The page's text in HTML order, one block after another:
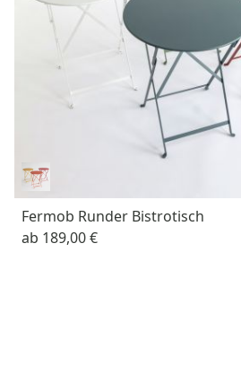
Fermob Runder Bistrotisch
ab 189,00 €